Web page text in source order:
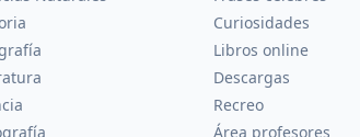
Curiosidades
Libros online
Descargas
Recreo
Área profesores